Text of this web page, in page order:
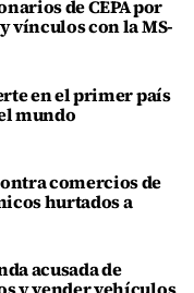
de CEPA por
vínculos con la MS-
en el primer país
mundo
comercios de
hurtados a
acusada de